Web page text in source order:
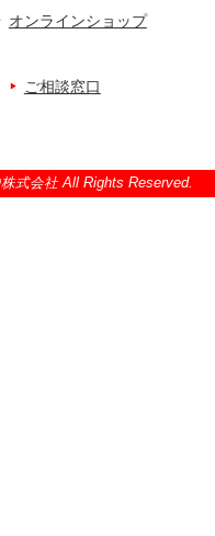
オンラインショップ
ご相談窓口
式会社 All Rights Reserved.